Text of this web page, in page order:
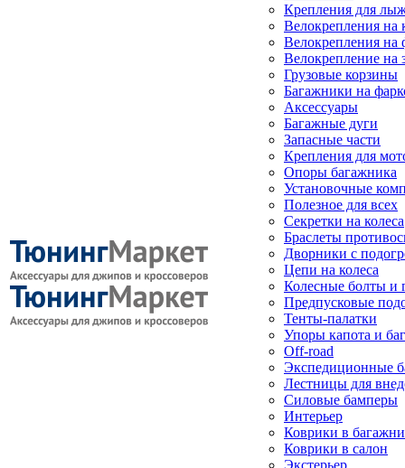
Крепления для
Велокрепления
Велокрепления на
Велокрепление на
Грузовые корзины
Багажники на
Аксессуары
Багажные дуги
Запасные части
Крепления для
Опоры багажника
Установочные
Полезное для всех
Секретки на колеса
Браслеты
Дворники с
Цепи на колеса
Колесные болты и
Предпусковые
Тенты-палатки
Упоры капота и
Off-road
Экспедиционные
Лестницы для
Силовые бамперы
Интерьер
Коврики в
Коврики в салон
Экстерьер